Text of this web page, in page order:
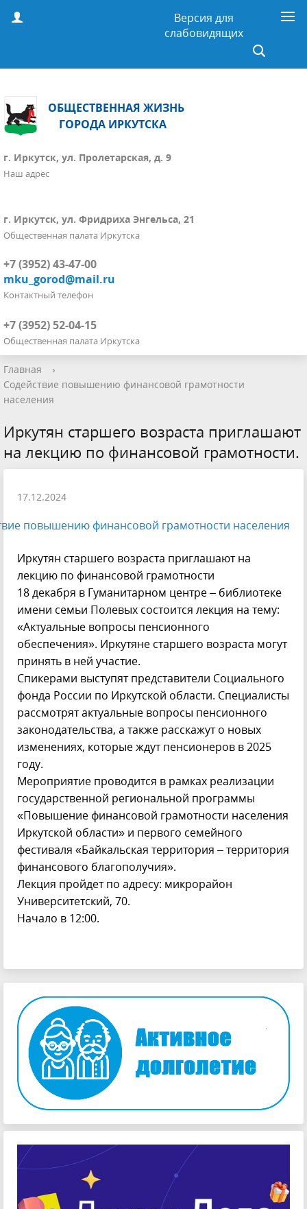
Версия для
слабовидящих
ОБЩЕСТВЕННАЯ ЖИЗНЬ
ГОРОДА ИРКУТСКА
г. Иркутск, ул. Пролетарская, д. 9
Наш адрес
г. Иркутск, ул. Фридриха Энгельса, 21
Общественная палата Иркутска
+7 (3952) 43-47-00
mku_gorod@mail.ru
Контактный телефон
+7 (3952) 52-04-15
Общественная палата Иркутска
Главная
›
Содействие повышению финансовой грамотности
населения
Иркутян старшего возраста приглашают
на лекцию по финансовой грамотности.
17.12.2024
повышению финансовой грамотности населения
Иркутян старшего возраста приглашают на
лекцию по финансовой грамотности
18 декабря в Гуманитарном центре – библиотеке
имени семьи Полевых состоится лекция на тему:
«Актуальные вопросы пенсионного
обеспечения». Иркутяне старшего возраста могут
принять в ней участие.
Спикерами выступят представители Социального
фонда России по Иркутской области. Специалисты
рассмотрят актуальные вопросы пенсионного
законодательства, а также расскажут о новых
изменениях, которые ждут пенсионеров в 2025
году.
Мероприятие проводится в рамках реализации
государственной региональной программы
«Повышение финансовой грамотности населения
Иркутской области» и первого семейного
фестиваля «Байкальская территория – территория
финансового благополучия».
Лекция пройдет по адресу: микрорайон
Университетский, 70.
Начало в 12:00.